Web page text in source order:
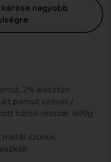
kérése nagyobb
2% elasztán
pamut szövet /
hátsó résszel, 409g
metál szürke,